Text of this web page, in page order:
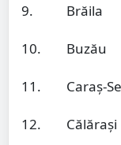
9. Brăila
10. Buzău
11. Caraș-
12. Călărași